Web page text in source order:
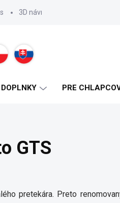
3D návrhy
DOPLNKY PRE
GTS
pretekára. Preto